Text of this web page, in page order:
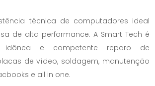
técnica de computadores ideal
de alta performance. A Smart Tech é
idônea e competente reparo de
de vídeo, soldagem, manutenção
e all in one.